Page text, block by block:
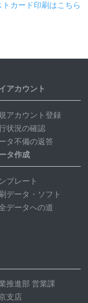
カード印刷はこちら
アカウント
アカウント登録
状況の確認
タ不備の返答
タ作成
プレート
データ・ソフト
データへの道
推進部 営業課
支店